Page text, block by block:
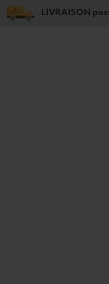
LIVRAISON